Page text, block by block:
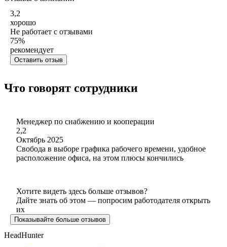
3,2
хорошо
Не работает с отзывами
75%
рекомендует
Оставить отзыв
Что говорят сотрудники
Менеджер по снабжению и кооперации
2,2
Октябрь 2025
Свобода в выборе графика рабочего времени, удобное
расположение офиса, на этом плюсы кончились
Хотите видеть здесь больше отзывов?
Дайте знать об этом — попросим работодателя открыть
их
Показывайте больше отзывов
HeadHunter